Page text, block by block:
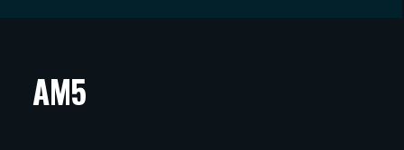
ARTIKKELIT
AM5